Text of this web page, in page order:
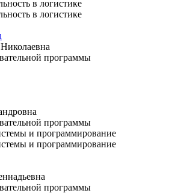
в логистике
в логистике
программы
программы
и программирование
и программирование
программы